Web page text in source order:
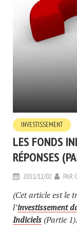
INVESTISSEMENT
LES FONDS
RÉPONSES
2011/12/02 PAR
(Cet article est le
l’investissement
Indiciels (Partie